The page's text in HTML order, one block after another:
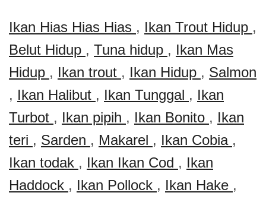
Ikan Hias Hias Hias , Ikan Trout Hidup ,
Belut Hidup , Tuna hidup , Ikan Mas
Hidup , Ikan trout , Ikan Hidup , Salmon
, Ikan Halibut , Ikan Tunggal , Ikan
Turbot , Ikan pipih , Ikan Bonito , Ikan
teri , Sarden , Makarel , Ikan Cobia ,
Ikan todak , Ikan Ikan Cod , Ikan
Haddock , Ikan Pollock , Ikan Hake ,